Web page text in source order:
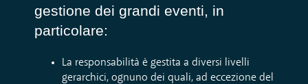
gestione dei grandi eventi, in
particolare:
La responsabilità è gestita a diversi livelli
gerarchici, ognuno dei quali, ad eccezione del